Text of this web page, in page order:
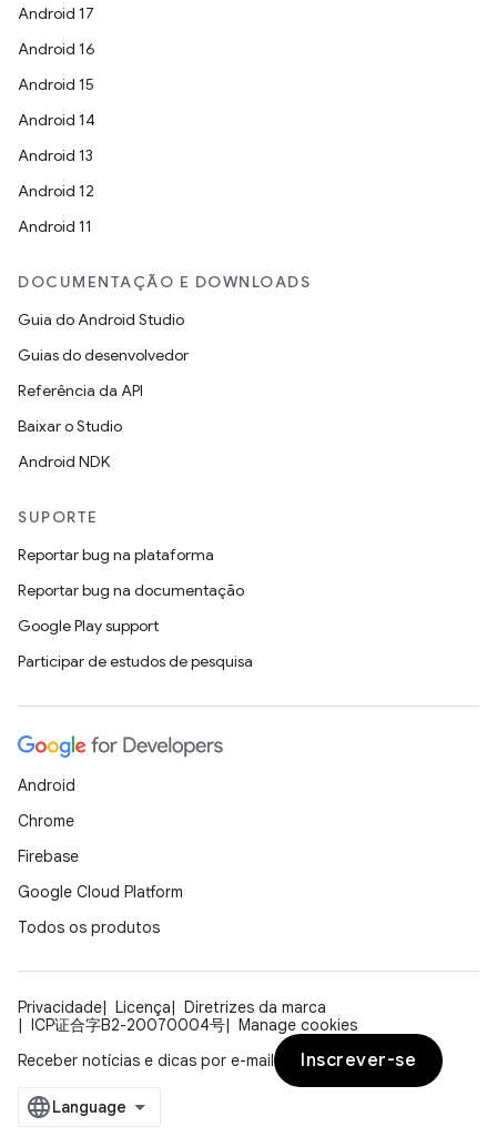
Android 17
Android 16
Android 15
Android 14
Android 13
Android 12
Android 11
DOCUMENTAÇÃO E DOWNLOADS
Guia do Android Studio
Guias do desenvolvedor
Referência da API
Baixar o Studio
Android NDK
SUPORTE
Reportar bug na plataforma
Reportar bug na documentação
Google Play support
Participar de estudos de pesquisa
Android
Chrome
Firebase
Google Cloud Platform
Todos os produtos
Privacidade Licença
Diretrizes da marca
ICP证合字B2-20070004号
Manage cookies
Receber notícias e dicas por e-mail
Inscrever-se